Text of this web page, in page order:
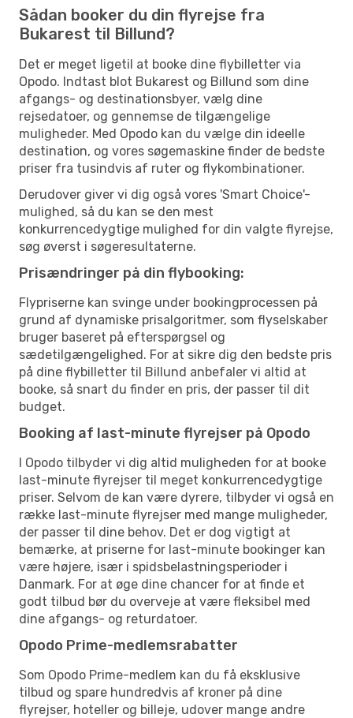
Sådan booker du din flyrejse fra
Bukarest til Billund?
Det er meget ligetil at booke dine flybilletter via
Opodo. Indtast blot Bukarest og Billund som dine
afgangs- og destinationsbyer, vælg dine
rejsedatoer, og gennemse de tilgængelige
muligheder. Med Opodo kan du vælge din ideelle
destination, og vores søgemaskine finder de bedste
priser fra tusindvis af ruter og flykombinationer.
Derudover giver vi dig også vores 'Smart Choice'-
mulighed, så du kan se den mest
konkurrencedygtige mulighed for din valgte flyrejse,
søg øverst i søgeresultaterne.
Prisændringer på din flybooking:
Flypriserne kan svinge under bookingprocessen på
grund af dynamiske prisalgoritmer, som flyselskaber
bruger baseret på efterspørgsel og
sædetilgængelighed. For at sikre dig den bedste pris
på dine flybilletter til Billund anbefaler vi altid at
booke, så snart du finder en pris, der passer til dit
budget.
Booking af last-minute flyrejser på Opodo
I Opodo tilbyder vi dig altid muligheden for at booke
last-minute flyrejser til meget konkurrencedygtige
priser. Selvom de kan være dyrere, tilbyder vi også en
række last-minute flyrejser med mange muligheder,
der passer til dine behov. Det er dog vigtigt at
bemærke, at priserne for last-minute bookinger kan
være højere, især i spidsbelastningsperioder i
Danmark. For at øge dine chancer for at finde et
godt tilbud bør du overveje at være fleksibel med
dine afgangs- og returdatoer.
Opodo Prime-medlemsrabatter
Som Opodo Prime-medlem kan du få eksklusive
tilbud og spare hundredvis af kroner på dine
flyrejser, hoteller og billeje, udover mange andre